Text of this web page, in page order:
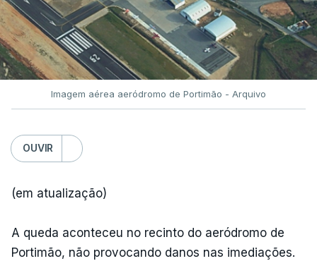
Imagem aérea aeródromo de Portimão - Arquivo
OUVIR
(em atualização)
A queda aconteceu no recinto do aeródromo de
Portimão, não provocando danos nas imediações.